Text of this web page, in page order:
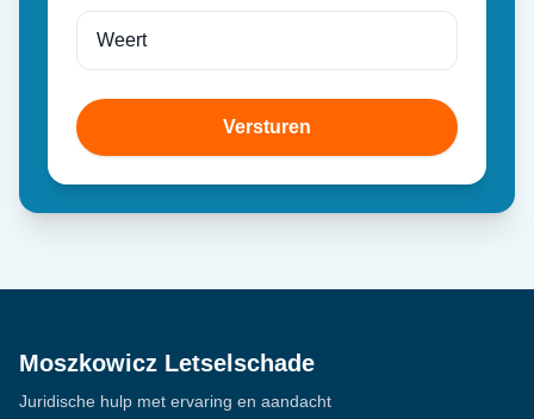
Versturen
Moszkowicz Letselschade
Juridische hulp met ervaring en aandacht